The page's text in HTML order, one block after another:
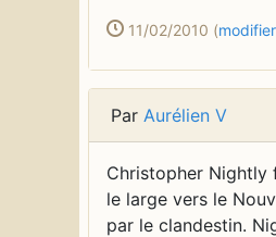
11/02/2010 (modifier
Par Aurélien V
Christopher Nightly
le large vers le
par le clandestin.